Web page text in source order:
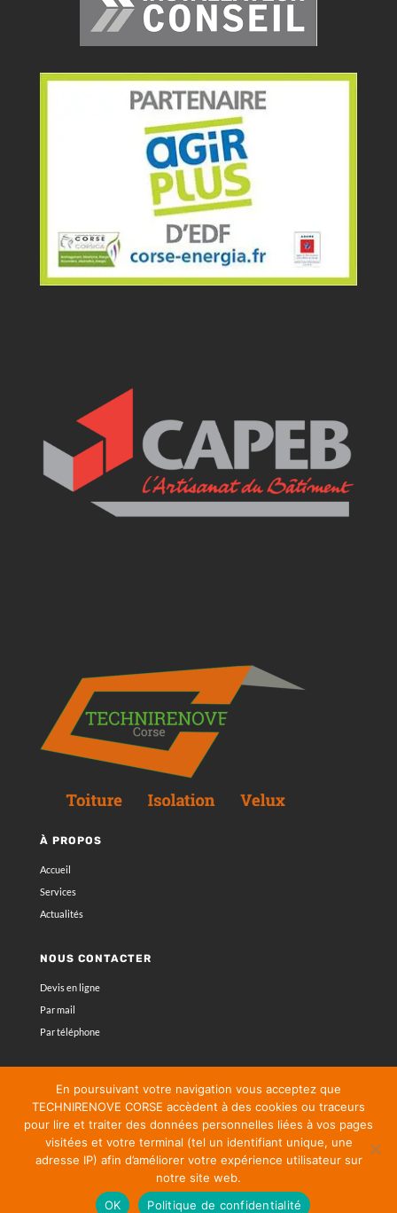
À PROPOS
Accueil
Services
Actualités
NOUS CONTACTER
Devis en ligne
Par mail
Par téléphone
Mentions légales
Cookies
Sitemap
En poursuivant votre navigation vous acceptez que
TECHNIRENOVE CORSE accèdent à des cookies ou traceurs
pour lire et traiter des données personnelles liées à vos pages
visitées et votre terminal (tel un identifiant unique, une
adresse IP) afin d’améliorer votre expérience utilisateur sur
notre site web.
OK
Politique de confidentialité